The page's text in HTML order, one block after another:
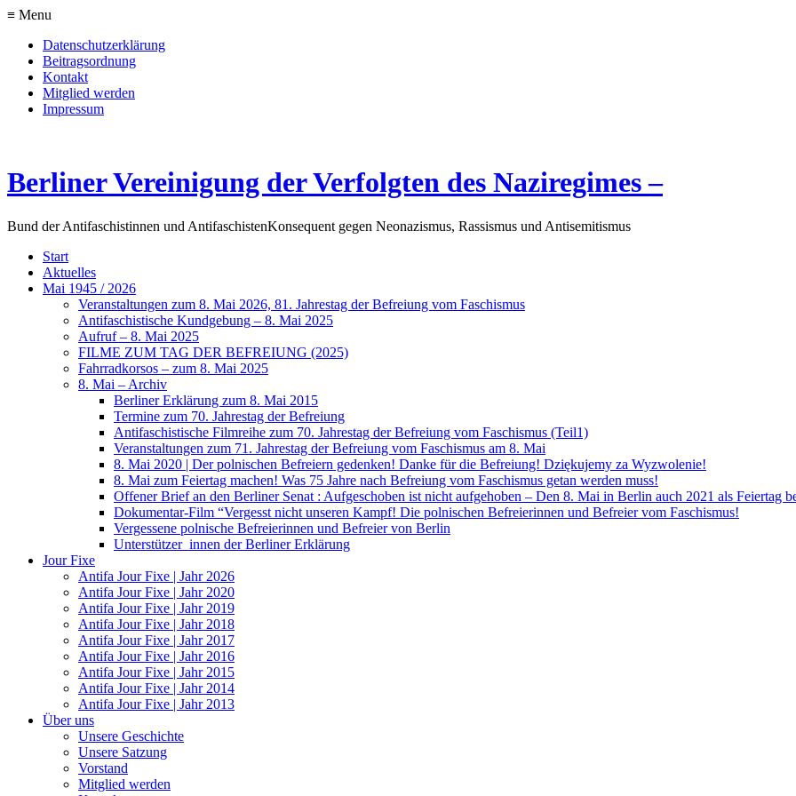
≡ Menu
Datenschutzerklärung
Beitragsordnung
Kontakt
Mitglied werden
Impressum
Berliner Vereinigung der Verfolgten des Naziregimes –
Bund der Antifaschistinnen und AntifaschistenKonsequent gegen Neonazismus, Rassismus und Antisemitismus
Start
Aktuelles
Mai 1945 / 2026
Veranstaltungen zum 8. Mai 2026, 81. Jahrestag der Befreiung vom Faschismus
Antifaschistische Kundgebung – 8. Mai 2025
Aufruf – 8. Mai 2025
FILME ZUM TAG DER BEFREIUNG (2025)
Fahrradkorsos – zum 8. Mai 2025
8. Mai – Archiv
Berliner Erklärung zum 8. Mai 2015
Termine zum 70. Jahrestag der Befreiung
Antifaschistische Filmreihe zum 70. Jahrestag der Befreiung vom Faschismus (Teil1)
Veranstaltungen zum 71. Jahrestag der Befreiung vom Faschismus am 8. Mai
8. Mai 2020 | Der polnischen Befreiern gedenken! Danke für die Befreiung! Dziękujemy za Wyzwolenie!
8. Mai zum Feiertag machen! Was 75 Jahre nach Befreiung vom Faschismus getan werden muss!
Offener Brief an den Berliner Senat : Aufgeschoben ist nicht aufgehoben – Den 8. Mai in Berlin auch 2021 als Feiertag
Dokumentar-Film “Vergesst nicht unseren Kampf! Die polnischen Befreierinnen und Befreier vom Faschismus!
Vergessene polnische Befreierinnen und Befreier von Berlin
Unterstützer_innen der Berliner Erklärung
Jour Fixe
Antifa Jour Fixe | Jahr 2026
Antifa Jour Fixe | Jahr 2020
Antifa Jour Fixe | Jahr 2019
Antifa Jour Fixe | Jahr 2018
Antifa Jour Fixe | Jahr 2017
Antifa Jour Fixe | Jahr 2016
Antifa Jour Fixe | Jahr 2015
Antifa Jour Fixe | Jahr 2014
Antifa Jour Fixe | Jahr 2013
Über uns
Unsere Geschichte
Unsere Satzung
Vorstand
Mitglied werden